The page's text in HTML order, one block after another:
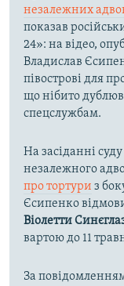
незалежних
показав
24»: на відео,
Владислав
півострові для
що нібито
спецслужбам.
На засіданні
незалежного
про тортури з
Єсипенко
Віолетти
вартою до 11
За